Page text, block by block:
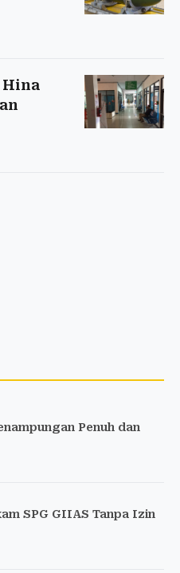
Hina
Penuh dan
SPG GIIAS Tanpa Izin